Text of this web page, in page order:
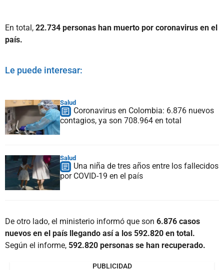
En total, 22.734 personas han muerto por coronavirus en el
país.
Le puede interesar:
Salud
Coronavirus en Colombia: 6.876 nuevos
contagios, ya son 708.964 en total
Salud
Una niña de tres años entre los fallecidos
por COVID-19 en el país
De otro lado, el ministerio informó que son 6.876 casos
nuevos en el país llegando así a los 592.820 en total.
Según el informe, 592.820 personas se han recuperado.
PUBLICIDAD